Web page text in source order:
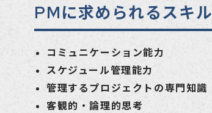
PMに求められるスキル
コミュニケーション能力
スケジュール管理能力
管理するプロジェクトの専門知識
客観的・論理的思考